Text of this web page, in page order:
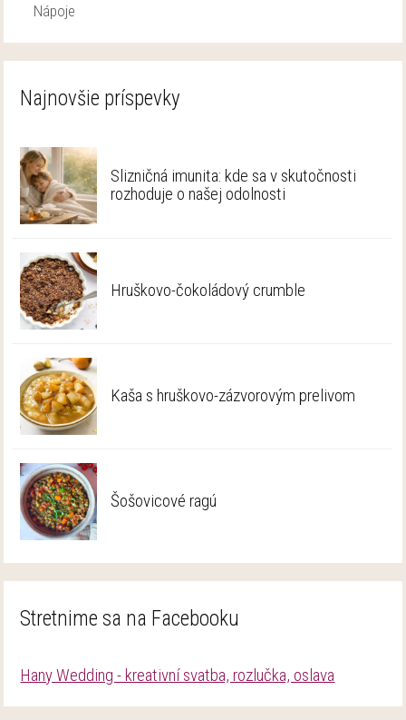
Nápoje
Najnovšie príspevky
Slizničná imunita: kde sa v skutočnosti
rozhoduje o našej odolnosti
Hruškovo-čokoládový crumble
Kaša s hruškovo-zázvorovým prelivom
Šošovicové ragú
Stretnime sa na Facebooku
Hany Wedding - kreativní svatba, rozlučka, oslava